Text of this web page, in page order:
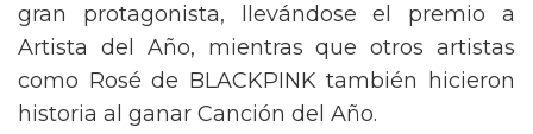
gran protagonista, llevándose el premio a
Artista del Año, mientras que otros artistas
como Rosé de BLACKPINK también hicieron
historia al ganar Canción del Año.